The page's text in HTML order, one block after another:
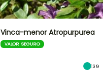
Vinca-menor Atropurpurea
VALOR SEGURO
139